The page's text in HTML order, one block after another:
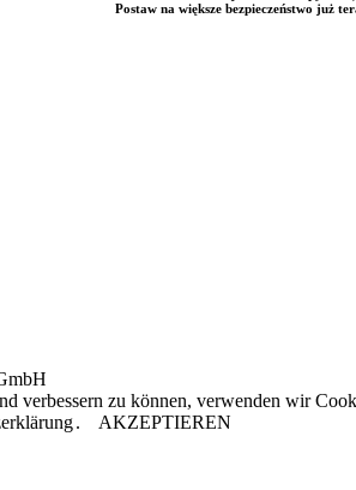
Postaw na większe bezpieczeństwo już
verbessern zu können, verwenden wir
.
AKZEPTIEREN